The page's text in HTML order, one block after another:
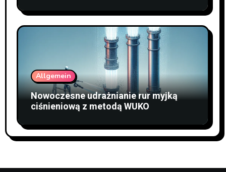
Allgemein
Nowoczesne udrażnianie rur myjką
ciśnieniową z metodą WUKO